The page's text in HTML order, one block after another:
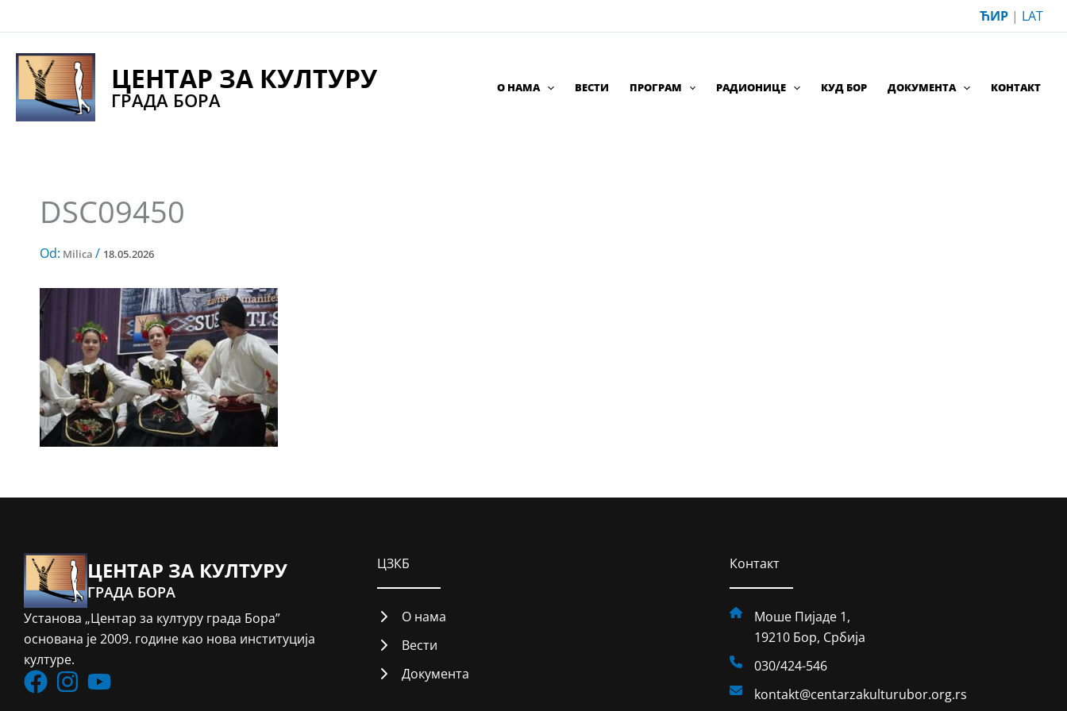
na
sadržaj
ЋИР | LAT
ЦЕНТАР ЗА КУЛТУРУ
ГРАДА БОРА
О НАМА ВЕСТИ ПРОГРАМ РАДИОНИЦЕ КУД БОР ДОКУМЕНТА КОНТАКТ
DSC09450
Od: Milica / 18.05.2026
ЦЕНТАР ЗА КУЛТУРУ
ГРАДА БОРА
Установа „Центар за културу града Бора”
основана је 2009. године као нова институција
културе.
ЦЗКБ
О нама
Вести
Документа
Контакт
Моше Пијаде 1,
19210 Бор, Србија
030/424-546
kontakt@centarzakulturubor.org.rs